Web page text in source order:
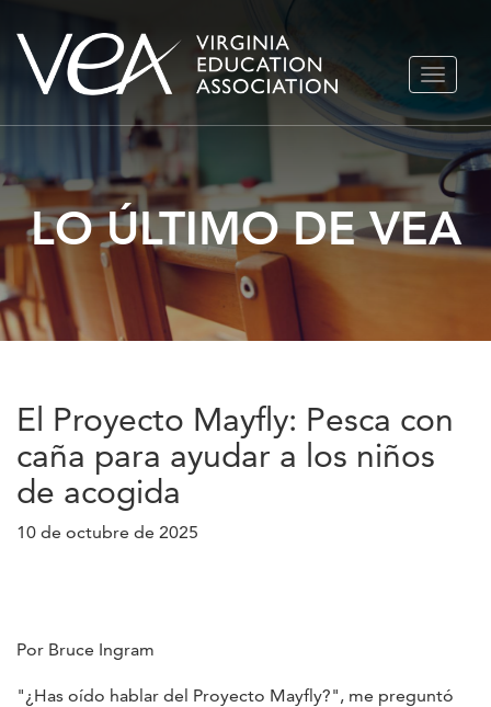
Ir
LO ÚLTIMO DE VEA
El Proyecto Mayfly: Pesca con
caña para ayudar a los niños
de acogida
10 de octubre de 2025
Por Bruce Ingram
"¿Has oído hablar del Proyecto Mayfly?", me preguntó